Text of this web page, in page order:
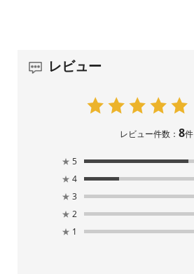
レビュー
レビュー件数：8件
★ 5
★ 4
★ 3
★ 2
★ 1